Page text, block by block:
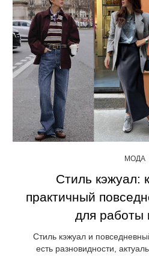
МОДА
Стиль кэжуал:
практичный
для работы
Стиль кэжуал и
есть разновидности,